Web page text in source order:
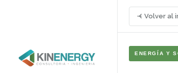
Volver al
ENERGÍA Y